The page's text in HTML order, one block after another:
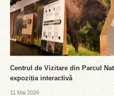
Centrul de Vizitare din Parcul
expoziția interactivă
11 Mai 2026